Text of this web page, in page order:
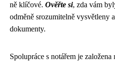
ně klíčové. Ověřte si, zda vám
odměně srozumitelně vysvětleny
dokumenty.
Spolupráce s notářem je založena